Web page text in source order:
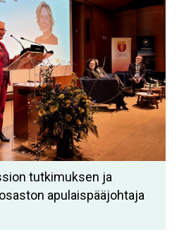
tutkimuksen ja
apulaispääjohtaja